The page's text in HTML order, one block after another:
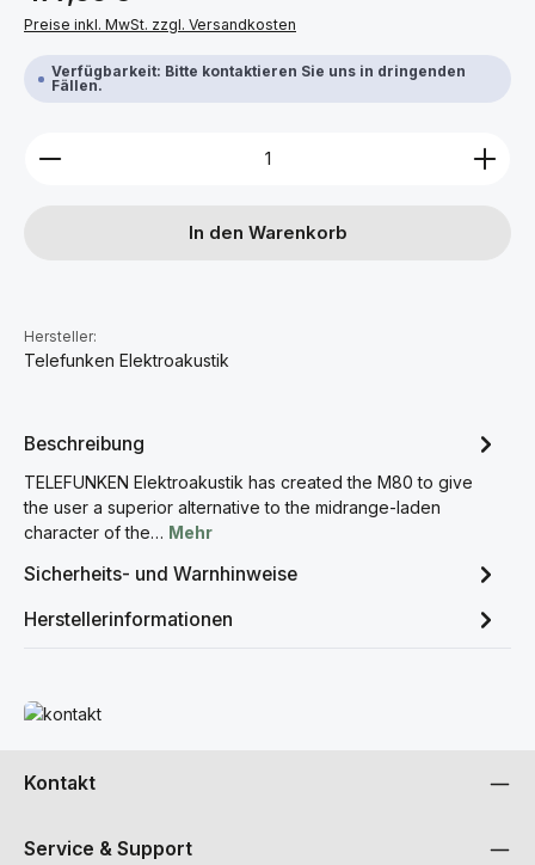
Preise inkl. MwSt. zzgl. Versandkosten
Verfügbarkeit: Bitte kontaktieren Sie uns in dringenden
Fällen.
Produkt Anzahl: Gib den gewünschten Wert ein
In den Warenkorb
Hersteller:
Telefunken Elektroakustik
Beschreibung
TELEFUNKEN Elektroakustik has created the M80 to give
the user a superior alternative to the midrange-laden
character of the… Mehr
Sicherheits- und Warnhinweise
Herstellerinformationen
Mehr erfahren
Kontakt
Service & Support